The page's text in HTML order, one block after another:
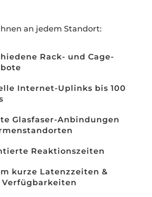
an jedem Standort:
Rack- und Cage-
Internet-Uplinks bis 100
Glasfaser-Anbindungen
Reaktionszeiten
kurze Latenzzeiten &
Verfügbarkeiten